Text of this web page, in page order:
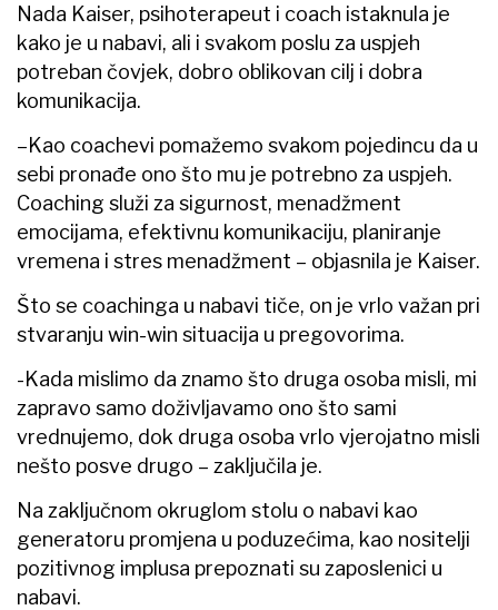
Nada Kaiser, psihoterapeut i coach istaknula je
kako je u nabavi, ali i svakom poslu za uspjeh
potreban čovjek, dobro oblikovan cilj i dobra
komunikacija.
–Kao coachevi pomažemo svakom pojedincu da u
sebi pronađe ono što mu je potrebno za uspjeh.
Coaching služi za sigurnost, menadžment
emocijama, efektivnu komunikaciju, planiranje
vremena i stres menadžment – objasnila je Kaiser.
Što se coachinga u nabavi tiče, on je vrlo važan pri
stvaranju win-win situacija u pregovorima.
-Kada mislimo da znamo što druga osoba misli, mi
zapravo samo doživljavamo ono što sami
vrednujemo, dok druga osoba vrlo vjerojatno misli
nešto posve drugo – zaključila je.
Na zaključnom okruglom stolu o nabavi kao
generatoru promjena u poduzećima, kao nositelji
pozitivnog implusa prepoznati su zaposlenici u
nabavi.